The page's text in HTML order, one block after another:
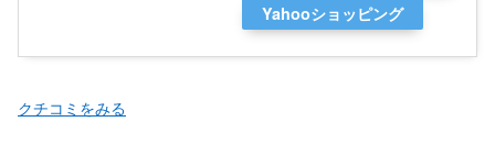
Yahooショッピング
クチコミをみる